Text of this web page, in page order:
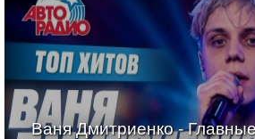
Ваня Дмитриенко -